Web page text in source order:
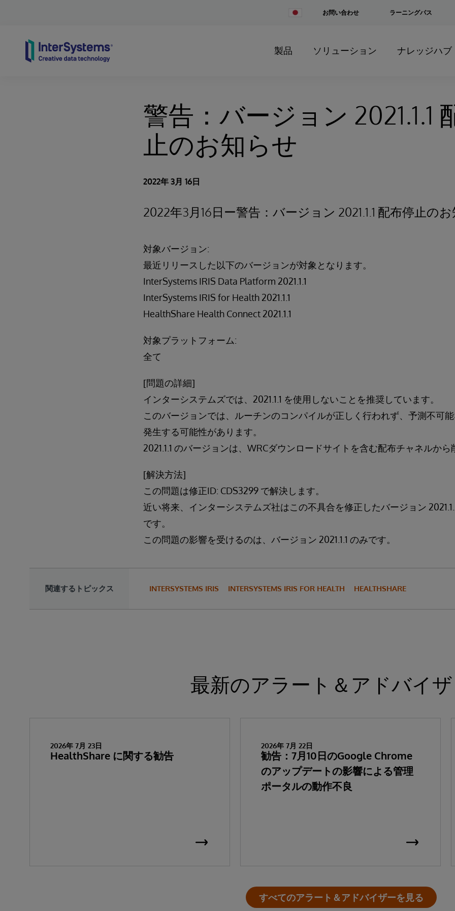
Change
お問い合わせ ラーニングパス
製品 ソリューション ナレッジハブ
警告：バージョン 2021.1.1
止のお知らせ
2022年 3月 16日
2022年3月16日ー警告：バージョン 2021.1.1 配布停止の
対象バージョン:
最近リリースした以下のバージョンが対象となります。
InterSystems IRIS Data Platform 2021.1.1
InterSystems IRIS for Health 2021.1.1
HealthShare Health Connect 2021.1.1
対象プラットフォーム:
全て
[問題の詳細]
インターシステムズでは、2021.1.1 を使用しないことを推奨しています。
このバージョンでは、ルーチンのコンパイルが正しく行われず、予測不可
発生する可能性があります。
2021.1.1 のバージョンは、WRCダウンロードサイトを含む配布チャネルか
[解決方法]
この問題は修正ID: CDS3299 で解決します。
近い将来、インターシステムズ社はこの不具合を修正したバージョン
です。
この問題の影響を受けるのは、バージョン 2021.1.1 のみです。
関連するトピックス INTERSYSTEMS IRIS INTERSYSTEMS IRIS FOR HEALTH HEALTHSHARE
最新のアラート＆アドバイ
2026年 7月 23日
HealthShare に関する勧告
2026年 7月 22日
勧告：7月10日のGoogle Chrome
のアップデートの影響による管理
ポータルの動作不良
すべてのアラート＆アドバイザーを見る